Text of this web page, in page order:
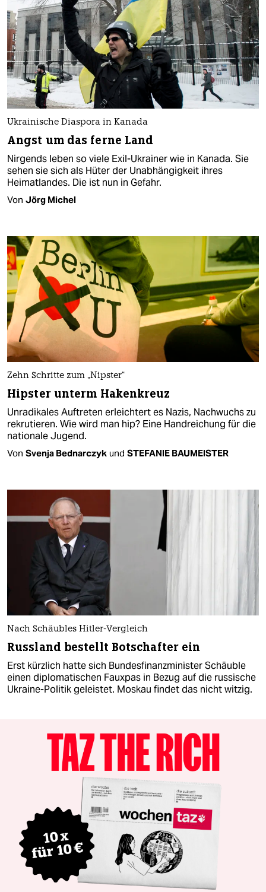
Ukrainische Diaspora in Kanada
Angst um das ferne Land
Nirgends leben so viele Exil-Ukrainer wie in Kanada. Sie
sehen sie sich als Hüter der Unabhängigkeit ihres
Heimatlandes. Die ist nun in Gefahr.
Von Jörg Michel
Zehn Schritte zum „Nipster“
Hipster unterm Hakenkreuz
Unradikales Auftreten erleichtert es Nazis, Nachwuchs zu
rekrutieren. Wie wird man hip? Eine Handreichung für die
nationale Jugend.
Von Svenja Bednarczyk und STEFANIE BAUMEISTER
Nach Schäubles Hitler-Vergleich
Russland bestellt Botschafter ein
Erst kürzlich hatte sich Bundesfinanzminister Schäuble
einen diplomatischen Fauxpas in Bezug auf die russische
Ukraine-Politik geleistet. Moskau findet das nicht witzig.